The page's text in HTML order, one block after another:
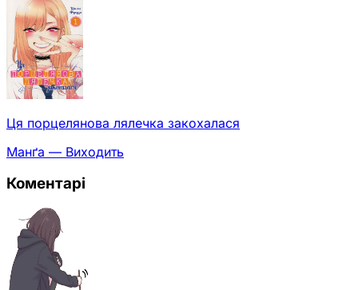
Ця порцелянова лялечка закохалася
Манґа — Виходить
Коментарі